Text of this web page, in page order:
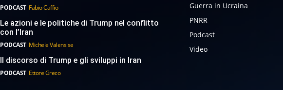
PODCAST Fabio Caffio
Le azioni e le politiche di Trump nel conflitto
con l’Iran
PODCAST Michele Valensise
Il discorso di Trump e gli sviluppi in Iran
PODCAST Ettore Greco
Guerra in Ucraina
PNRR
Podcast
Video